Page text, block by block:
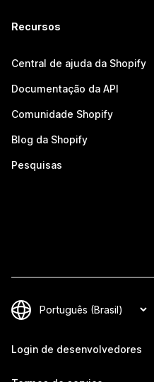
Recursos
Central de ajuda da Shopify
Documentação da API
Comunidade Shopify
Blog da Shopify
Pesquisas
Login de desenvolvedores